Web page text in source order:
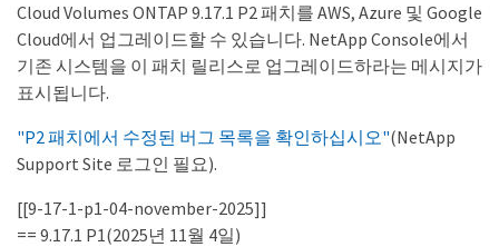
Cloud Volumes ONTAP 9.17.1 P2 패치를 AWS, Azure 및 Google
Cloud에서 업그레이드할 수 있습니다. NetApp Console에서
기존 시스템을 이 패치 릴리스로 업그레이드하라는 메시지가
표시됩니다.
"P2 패치에서 수정된 버그 목록을 확인하십시오"(NetApp
Support Site 로그인 필요).
[[9-17-1-p1-04-november-2025]]
== 9.17.1 P1(2025년 11월 4일)